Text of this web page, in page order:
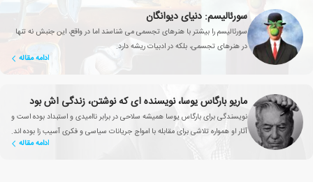
سورئالیسم: دنیای دیوانگان
سورئالیسم را بیشتر با هنرهای تجسمی می شناسند اما در واقع، این جنبش نه تنها
در هنرهای تجسمی، بلکه در ادبیات ریشه دارد.
ادامه مقاله
ماریو بارگاس یوسا، نویسنده ای که نوشتن، زندگی اش بود
نویسندگی برای بارگاس یوسا همیشه سلاحی در برابر ناامیدی و استبداد بوده است و
آثار او همواره تلاشی برای مقابله با امواج جریانات سیاسی و فکری آسیب زا بوده اند.
ادامه مقاله